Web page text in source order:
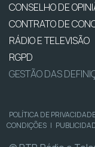
CONSELHO DE
CONTRATO DE
RÁDIO E TELEVISÃO
RGPD
GESTÃO DAS
POLÍTICA DE
CONDIÇÕES |